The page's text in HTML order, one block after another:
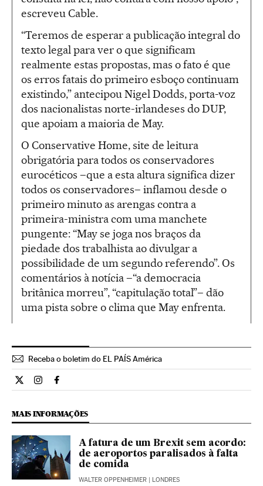
escreveu Cable.
“Teremos de esperar a publicação integral do
texto legal para ver o que significam
realmente estas propostas, mas o fato é que
os erros fatais do primeiro esboço continuam
existindo,” antecipou Nigel Dodds, porta-voz
dos nacionalistas norte-irlandeses do DUP,
que apoiam a maioria de May.
O Conservative Home, site de leitura
obrigatória para todos os conservadores
eurocéticos –que a esta altura significa dizer
todos os conservadores– inflamou desde o
primeiro minuto as arengas contra a
primeira-ministra com uma manchete
pungente: “May se joga nos braços da
piedade dos trabalhista ao divulgar a
possibilidade de um segundo referendo”. Os
comentários à notícia –“a democracia
britânica morreu”, “capitulação total”– dão
uma pista sobre o clima que May enfrenta.
Receba o boletim do EL PAÍS América
Internacional El País Brasil en Twitter
Internacional El País Brasil en Instagram
Internacional El País Brasil en Facebook
MAIS INFORMAÇÕES
A fatura de um Brexit sem acordo:
de aeroportos paralisados à falta
de comida
WALTER OPPENHEIMER | LONDRES